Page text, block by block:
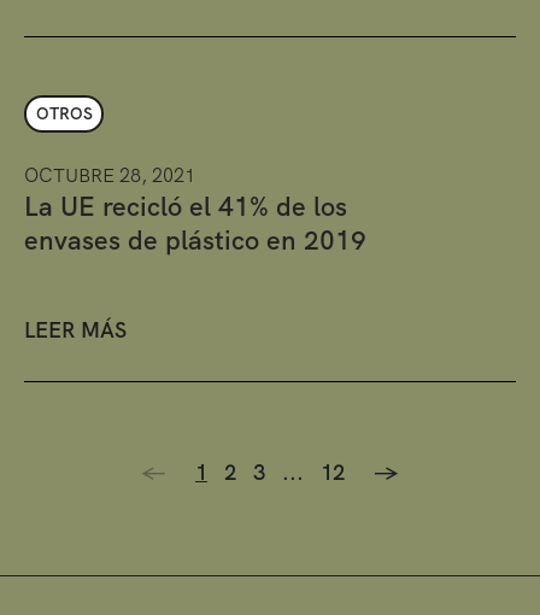
OTROS
OCTUBRE 28, 2021
La UE recicló el 41% de los
envases de plástico en 2019
LEER MÁS
<- 1 2 3 ... 12 ->